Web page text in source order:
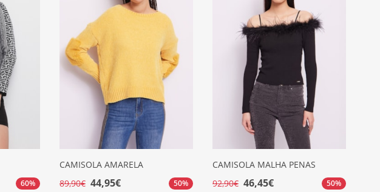
60%
CAMISOLA AMARELA
89,90€ 44,95€ 50%
CAMISOLA MALHA PENAS
92,90€ 46,45€ 50%